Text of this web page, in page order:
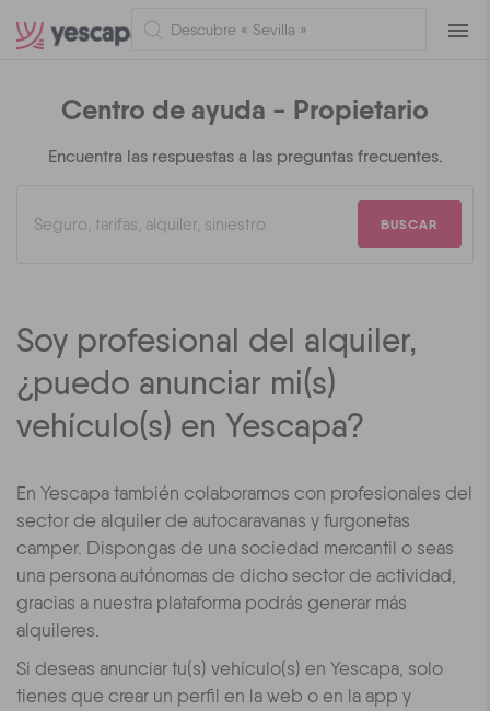
Centro de ayuda - Propietario
Encuentra las respuestas a las preguntas frecuentes.
BUSCAR
Soy profesional del alquiler,
¿puedo anunciar mi(s)
vehículo(s) en Yescapa?
En Yescapa también colaboramos con profesionales del
sector de alquiler de autocaravanas y furgonetas
camper. Dispongas de una sociedad mercantil o seas
una persona autónomas de dicho sector de actividad,
gracias a nuestra plataforma podrás generar más
alquileres.
Si deseas anunciar tu(s) vehículo(s) en Yescapa, solo
tienes que crear un perfil en la web o en la app y